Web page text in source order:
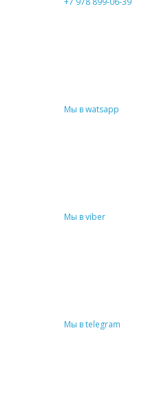
Мы в watsapp
Мы в viber
Мы в telegram